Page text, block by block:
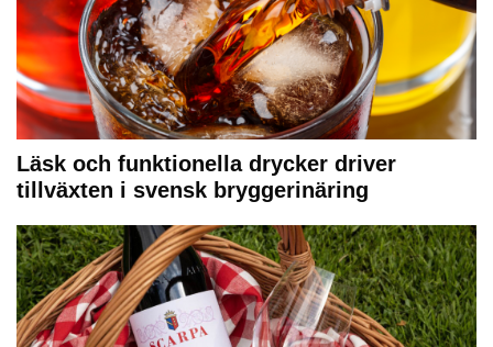
Läsk och funktionella drycker driver
tillväxten i svensk bryggerinäring